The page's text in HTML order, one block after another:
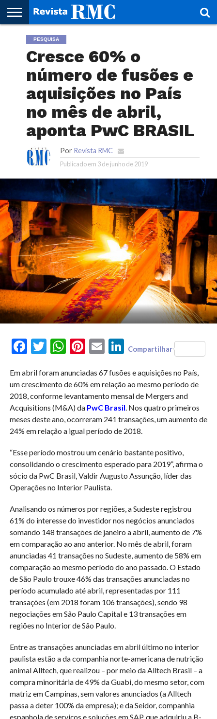
HOME
REVISTA
PROJETO
RMC – 20
ARTE &
NOTÍCIAS
EDIÇÕES
PARCEIROS
FAÇA
SEU
SITE!
FALEPESQUISA
Cresce 60% o
número de fusões e
aquisições no País
no mês de abril,
aponta PwC BRASIL
Por Revista RMC
Publicado em 3 de junho de 2019
FacebookTwitterWhatsAppPinterest
Email LinkedIn
Compartilhar
Em abril foram anunciadas 67 fusões e aquisições no País,
um crescimento de 60% em relação ao mesmo período de
2018, conforme levantamento mensal de Mergers and
Acquisitions (M&A) da PwC Brasil. Nos quatro primeiros
meses deste ano, ocorreram 241 transações, um aumento de
24% em relação a igual período de 2018.
“Esse período mostrou um cenário bastante positivo,
consolidando o crescimento esperado para 2019”, afirma o
sócio da PwC Brasil, Valdir Augusto Assunção, líder das
Operações no Interior Paulista.
Analisando os números por regiões, a Sudeste registrou
61% do interesse do investidor nos negócios anunciados
somando 148 transações de janeiro a abril, aumento de 7%
em comparação ao ano anterior. No mês de abril, foram
anunciadas 41 transações no Sudeste, aumento de 58% em
comparação ao mesmo período do ano passado. O Estado
de São Paulo trouxe 46% das transações anunciadas no
período acumulado até abril, representadas por 111
transações (em 2018 foram 106 transações), sendo 98
negociações em São Paulo Capital e 13 transações em
regiões no Interior de São Paulo.
Entre as transações anunciadas em abril último no interior
paulista estão a da companhia norte-americana de nutrição
animal Alltech, que realizou – por meio da Alltech Brasil – a
compra minoritária de 49% da Guabi, do mesmo setor, com
matriz em Campinas, sem valores anunciados (a Alltech
passa a deter 100% da empresa); e da Seidor, companhia
espanhola de serviços e soluções em SAP, que adquiriu a B-